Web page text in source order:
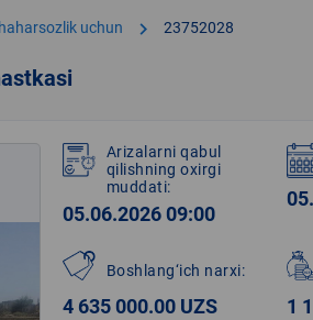
uchun chevron_right 23752028
Arizalarni qabul
qilishning oxirgi
muddati:
05.06.2026 09:00
Boshlang‘ich narxi:
4 635 000.00 UZS 1